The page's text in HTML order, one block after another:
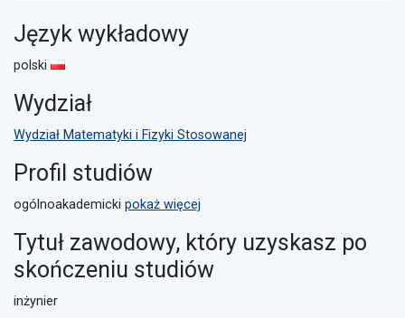
Język wykładowy
polski
Wydział
Wydział Matematyki i Fizyki Stosowanej
Profil studiów
ogólnoakademicki pokaż więcej
Tytuł zawodowy, który uzyskasz po
skończeniu studiów
inżynier